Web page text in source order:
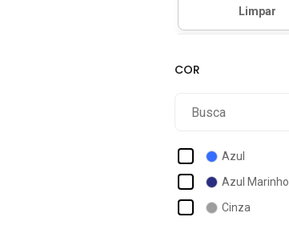
Boss
Azul
Azul Marinho
Cinza